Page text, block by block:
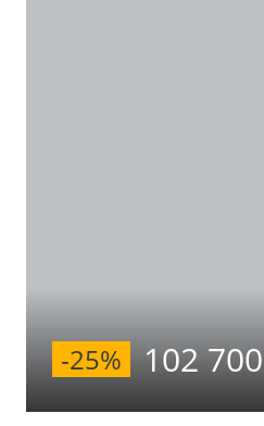
-25% 102 700